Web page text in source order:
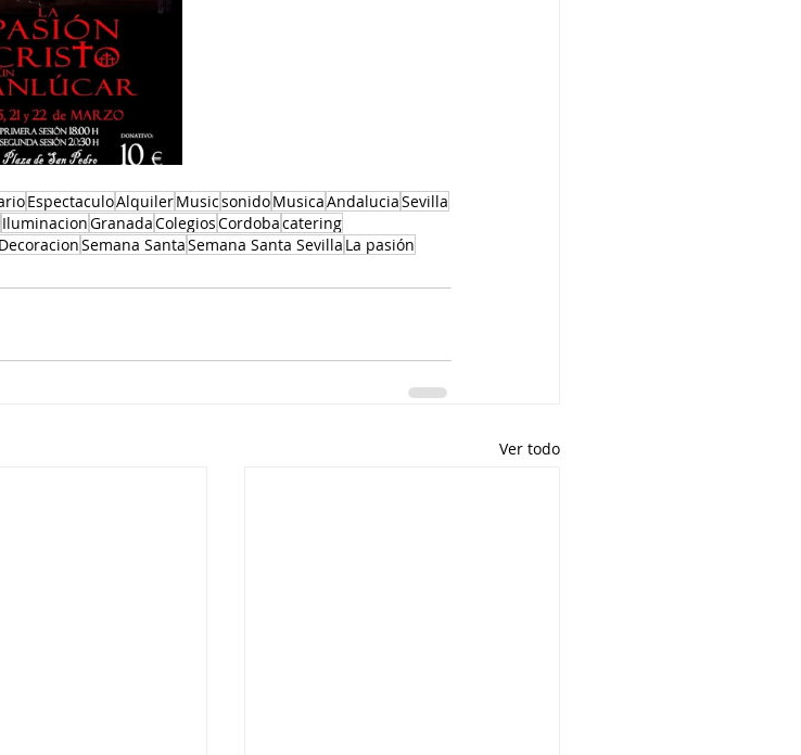
EspectaculoAlquilerMusicsonidoMusicaAndaluciaSevilla
IluminacionGranadaColegiosCordobacatering
DecoracionSemana SantaSemana Santa Sevilla La pasión
Ver todo